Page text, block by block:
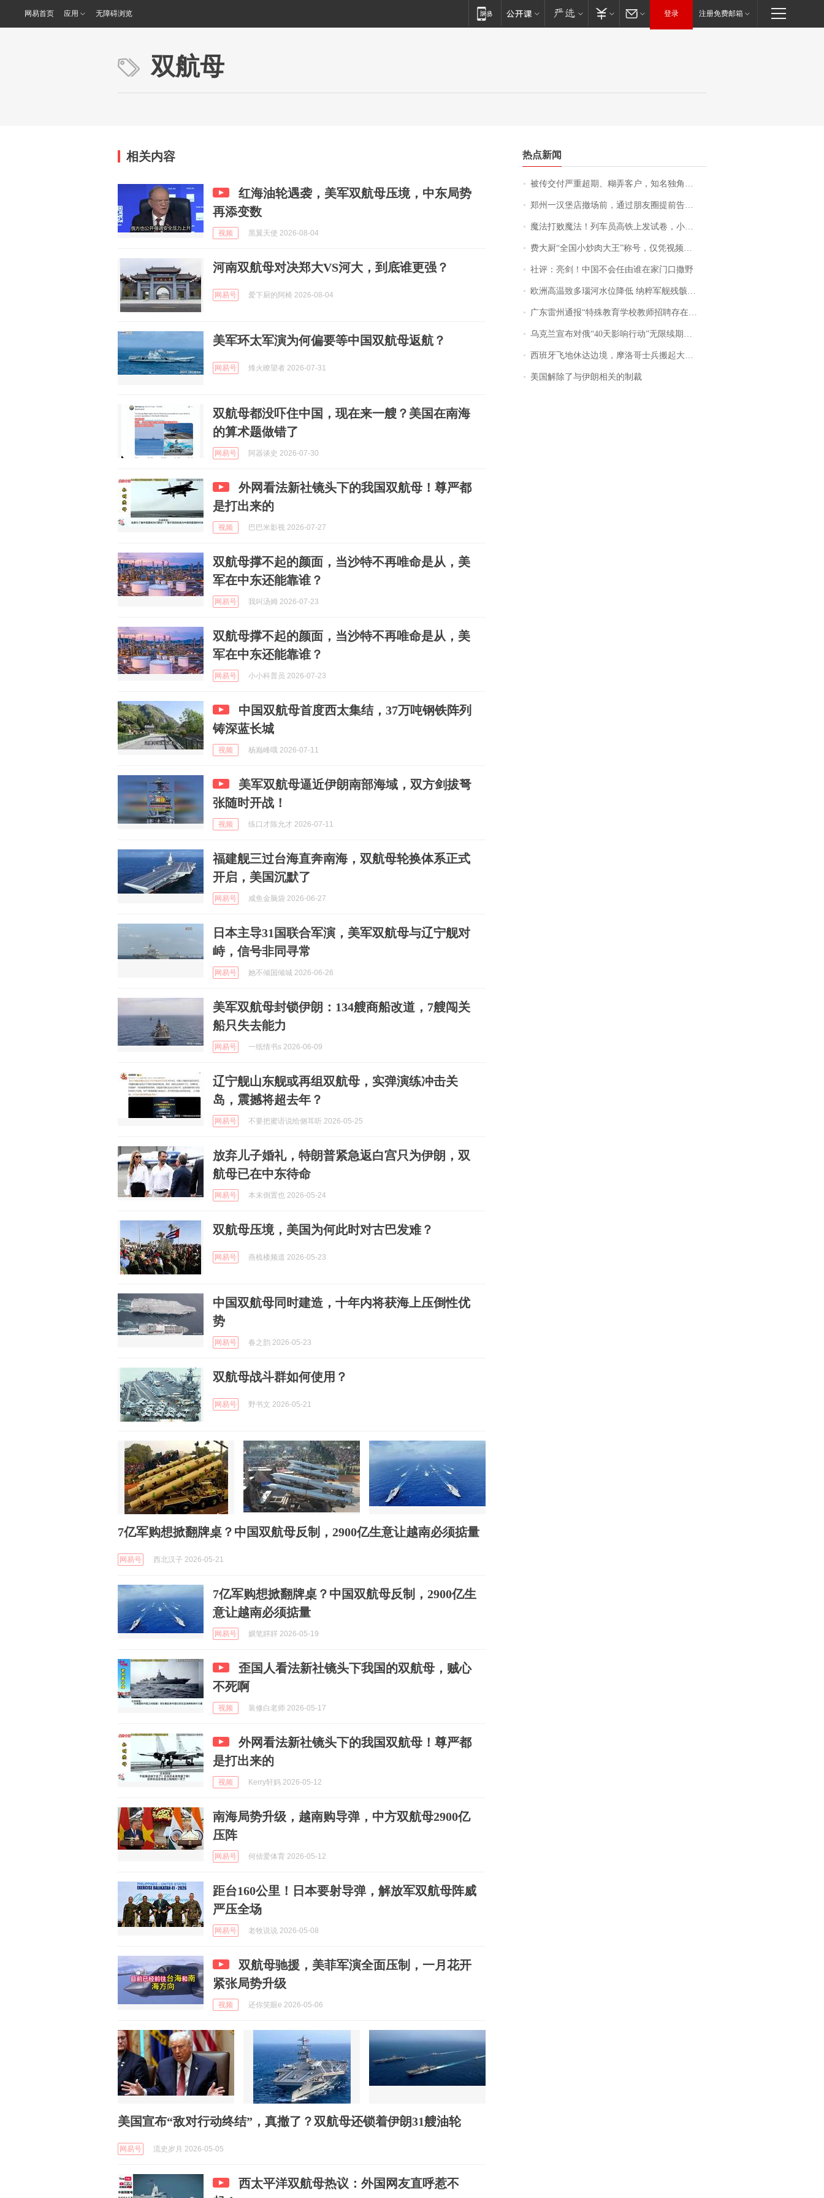
网易首页 应用 无障碍浏览 登录 注册免费邮箱
双航母
相关内容
红海油轮遇袭，美军双航母压境，中东局势
再添变数
视频 黑翼天使 2026-08-04
河南双航母对决郑大VS河大，到底谁更强？
网易号 爱下厨的阿椅 2026-08-04
美军环太军演为何偏要等中国双航母返航？
网易号 烽火瞭望者 2026-07-31
双航母都没吓住中国，现在来一艘？美国在南海
的算术题做错了
网易号 阿器谈史 2026-07-30
外网看法新社镜头下的我国双航母！尊严都
是打出来的
视频 巴巴米影视 2026-07-27
双航母撑不起的颜面，当沙特不再唯命是从，美
军在中东还能靠谁？
网易号 我叫汤姆 2026-07-23
双航母撑不起的颜面，当沙特不再唯命是从，美
军在中东还能靠谁？
网易号 小小科普员 2026-07-23
中国双航母首度西太集结，37万吨钢铁阵列
铸深蓝长城
视频 杨巅峰哦 2026-07-11
美军双航母逼近伊朗南部海域，双方剑拔弩
张随时开战！
视频 练口才陈允才 2026-07-11
福建舰三过台海直奔南海，双航母轮换体系正式
开启，美国沉默了
网易号 咸鱼金脑袋 2026-06-27
日本主导31国联合军演，美军双航母与辽宁舰对
峙，信号非同寻常
网易号 她不倾国倾城 2026-06-26
美军双航母封锁伊朗：134艘商船改道，7艘闯关
船只失去能力
网易号 一纸情书s 2026-06-09
辽宁舰山东舰或再组双航母，实弹演练冲击关
岛，震撼将超去年？
网易号 不要把蜜语说给侧耳听 2026-05-25
放弃儿子婚礼，特朗普紧急返白宫只为伊朗，双
航母已在中东待命
网易号 本末倒置也 2026-05-24
双航母压境，美国为何此时对古巴发难？
网易号 燕梳楼频道 2026-05-23
中国双航母同时建造，十年内将获海上压倒性优
势
网易号 春之韵 2026-05-23
双航母战斗群如何使用？
网易号 野书文 2026-05-21
7亿军购想掀翻牌桌？中国双航母反制，2900亿生意让越南必须掂量
网易号 西北汉子 2026-05-21
7亿军购想掀翻牌桌？中国双航母反制，2900亿生
意让越南必须掂量
网易号 嫹笔牂牂 2026-05-19
歪国人看法新社镜头下我国的双航母，贼心
不死啊
视频 装修白老师 2026-05-17
外网看法新社镜头下的我国双航母！尊严都
是打出来的
视频 Kerry轩妈 2026-05-12
南海局势升级，越南购导弹，中方双航母2900亿
压阵
网易号 何侦爱体育 2026-05-12
距台160公里！日本要射导弹，解放军双航母阵威
严压全场
网易号 老牧说说 2026-05-08
双航母驰援，美菲军演全面压制，一月花开
紧张局势升级
视频 还你笑眼e 2026-05-06
美国宣布“敌对行动终结”，真撤了？双航母还锁着伊朗31艘油轮
网易号 流史岁月 2026-05-05
西太平洋双航母热议：外国网友直呼惹不
热点新闻
被传交付严重超期、糊弄客户，知名独角兽车企创始人回应：都没证据，将依法采取措施，“本人长期与美国交管局保持沟通，对方表示肯定”
郑州一汉堡店撤场前，通过朋友圈提前告知逐一退费，有顾客仅剩1元也全被退回，分文不少；顾客：言而有信，让人感动
魔法打败魔法！列车员高铁上发试卷，小朋友一秒静音，12306回应：列车员个人行为，不是铁路规定
费大厨“全国小炒肉大王”称号，仅凭视频评出？中国烹饪协会回应
社评：亮剑！中国不会任由谁在家门口撒野
欧洲高温致多瑙河水位降低 纳粹军舰残骸重见天日
广东雷州通报“特殊教育学校教师招聘存在违规行为”：已启动问责程序 副校长被停职
乌克兰宣布对俄“40天影响行动”无限续期，7月两国对轰数据均创纪录
西班牙飞地休达边境，摩洛哥士兵搬起大石块投向移民引争议，此前一天内数万人从摩洛哥涌入西班牙
美国解除了与伊朗相关的制裁